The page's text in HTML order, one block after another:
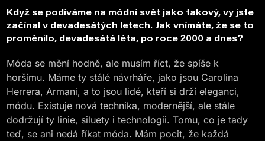
Když se podíváme na módní svět jako takový, vy jste
začínal v devadesátých letech. Jak vnímáte, že se to
proměnilo, devadesátá léta, po roce 2000 a dnes?
Móda se mění hodně, ale musím říct, že spíše k
horšímu. Máme ty stálé návrháře, jako jsou Carolina
Herrera, Armani, a to jsou lidé, kteří si drží eleganci,
módu. Existuje nová technika, modernější, ale stále
dodržují ty linie, siluety i technologii. Tomu, co je tady
teď, se ani nedá říkat móda. Mám pocit, že každá